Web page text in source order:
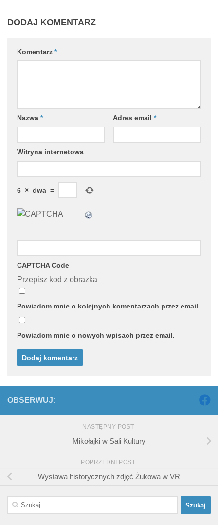
DODAJ KOMENTARZ
Komentarz *
Nazwa * Adres email *
Witryna internetowa
6 × dwa =
CAPTCHA Code
Przepisz kod z obrazka
Powiadom mnie o kolejnych komentarzach przez email.
Powiadom mnie o nowych wpisach przez email.
OBSERWUJ:
NASTĘPNY POST
Mikołajki w Sali Kultury
POPRZEDNI POST
Wystawa historycznych zdjęć Żukowa w VR
Szukaj: